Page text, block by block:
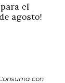
el
agosto!
con